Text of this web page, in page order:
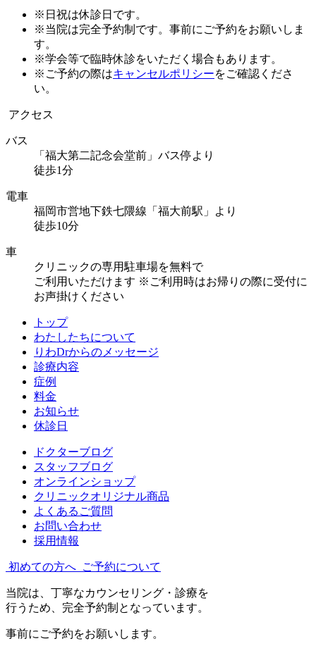
※日祝は休診日です。
※当院は完全予約制です。事前にご予約をお願いしま
す。
※学会等で臨時休診をいただく場合もあります。
※ご予約の際はキャンセルポリシーをご確認くださ
い。
アクセス
バス
「福大第二記念会堂前」バス停より
徒歩1分
電車
福岡市営地下鉄七隈線「福大前駅」より
徒歩10分
車
クリニックの専用駐車場を無料で
ご利用いただけます ※ご利用時はお帰りの際に受付に
お声掛けください
トップ
わたしたちについて
りわDrからのメッセージ
診療内容
症例
料金
お知らせ
休診日
ドクターブログ
スタッフブログ
オンラインショップ
クリニックオリジナル商品
よくあるご質問
お問い合わせ
採用情報
初めての方へ ご予約について
当院は、丁寧なカウンセリング・診療を
行うため、完全予約制となっています。
事前にご予約をお願いします。